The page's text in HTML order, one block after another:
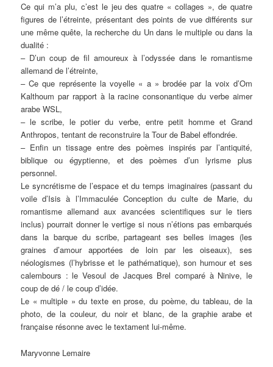
Ce qui m’a plu, c’est le jeu des quatre « collages », de quatre
figures de l’étreinte, présentant des points de vue différents sur
une même quête, la recherche du Un dans le multiple ou dans la
dualité :
– D’un coup de fil amoureux à l’odyssée dans le romantisme
allemand de l’étreinte,
– Ce que représente la voyelle « a » brodée par la voix d’Om
Kalthoum par rapport à la racine consonantique du verbe aimer
arabe WSL,
– le scribe, le potier du verbe, entre petit homme et Grand
Anthropos, tentant de reconstruire la Tour de Babel effondrée.
– Enfin un tissage entre des poèmes inspirés par l’antiquité,
biblique ou égyptienne, et des poèmes d’un lyrisme plus
personnel.
Le syncrétisme de l’espace et du temps imaginaires (passant du
voile d’Isis à l’Immaculée Conception du culte de Marie, du
romantisme allemand aux avancées scientifiques sur le tiers
inclus) pourrait donner le vertige si nous n’étions pas embarqués
dans la barque du scribe, partageant ses belles images (les
graines d’amour apportées de loin par les oiseaux), ses
néologismes (l’hybrisse et le pathématique), son humour et ses
calembours : le Vesoul de Jacques Brel comparé à Ninive, le
coup de dé / le coup d’idée.
Le « multiple » du texte en prose, du poème, du tableau, de la
photo, de la couleur, du noir et blanc, de la graphie arabe et
française résonne avec le textament lui-même.
Maryvonne Lemaire